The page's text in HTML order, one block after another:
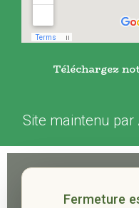
Téléchargez
Site maintenu par
Fermeture